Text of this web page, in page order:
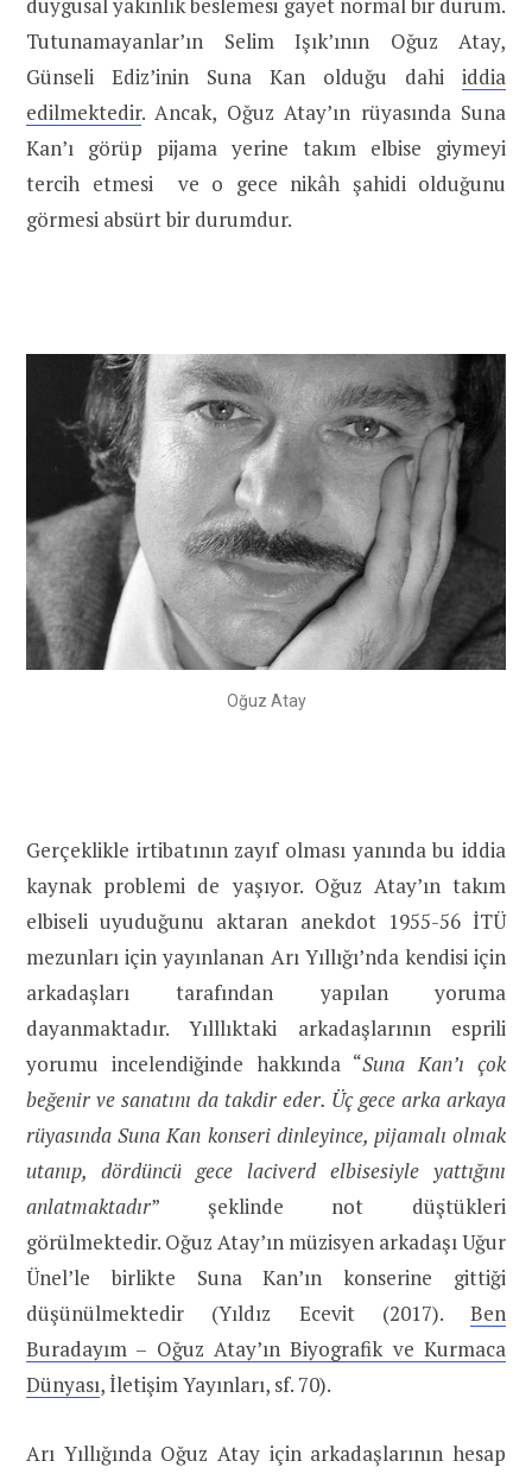
Tutunamayanlar’ın Selim Işık’ının Oğuz Atay,
Günseli Ediz’inin Suna Kan olduğu dahi iddia
edilmektedir. Ancak, Oğuz Atay’ın rüyasında Suna
Kan’ı görüp pijama yerine takım elbise giymeyi
tercih etmesi ve o gece nikâh şahidi olduğunu
görmesi absürt bir durumdur.
Oğuz Atay
Gerçeklikle irtibatının zayıf olması yanında bu iddia
kaynak problemi de yaşıyor. Oğuz Atay’ın takım
elbiseli uyuduğunu aktaran anekdot 1955-56 İTÜ
mezunları için yayınlanan Arı Yıllığı’nda kendisi için
arkadaşları tarafından yapılan yoruma
dayanmaktadır. Yılllıktaki arkadaşlarının esprili
yorumu incelendiğinde hakkında “Suna Kan’ı çok
beğenir ve sanatını da takdir eder. Üç gece arka arkaya
rüyasında Suna Kan konseri dinleyince, pijamalı olmak
utanıp, dördüncü gece laciverd elbisesiyle yattığını
anlatmaktadır” şeklinde not düştükleri
görülmektedir. Oğuz Atay’ın müzisyen arkadaşı Uğur
Ünel’le birlikte Suna Kan’ın konserine gittiği
düşünülmektedir (Yıldız Ecevit (2017). Ben
Buradayım – Oğuz Atay’ın Biyografik ve Kurmaca
Dünyası, İletişim Yayınları, sf. 70).
Arı Yıllığında Oğuz Atay için arkadaşlarının hesap